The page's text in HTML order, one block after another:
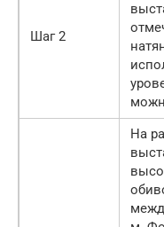
Шаг 2
На